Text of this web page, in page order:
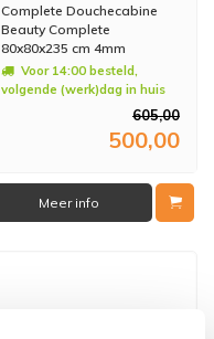
Complete Douchecabine
Beauty Complete
80x80x235 cm 4mm
Voor 14:00 besteld,
volgende (werk)dag in huis
605,00
500,00
Meer info